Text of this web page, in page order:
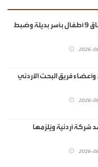
‏التنمية الاجتماعية: التحاق 9 أطفال بأسر بديلة وضبط
2026-
وأعضاء فريق البحث الأردني
2026-
أردنية ويُلزمها
2026-